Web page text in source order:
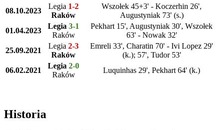
08.10.2023
Legia 1-2
Raków
Wszołek 45+3' - Koczerhin 26',
Augustyniak 73' (s.)
01.04.2023
Legia 3-1
Raków
Pekhart 15', Augustyniak 30', Wszołek
63' - Nowak 32'
25.09.2021
Legia 2-3
Raków
Emreli 33', Charatin 70' - Ivi Lopez 29'
(k.); 57', Tudor 53'
06.02.2021
Legia 2-0
Raków
Luquinhas 29', Pekhart 64' (k.)
Historia